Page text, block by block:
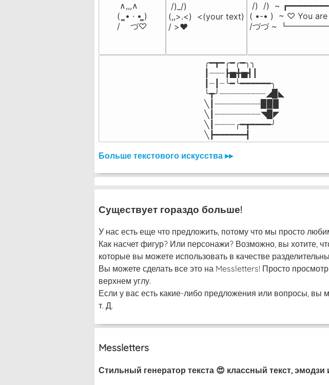
∧,,,∧
(  ̳• · • ̳)
/    づ♡
/)_/)
(,,>.<)  <(your text)
/ >❤️
/)  /)  ~
( •-• )  ~ ♡ You
/づづ ~
╭━┳━╭━╭━╮╮
┃┈┈┈┣▅╋▅┫┃
┃┈┃┈╰━╰━━━━━━╮
╰┳╯┈┈┈┈┈┈┈┈┈◢▉◣
╲┃┈┈┈┈┈┈┈┈┈▉▉▉
╲┃┈┈┈┈┈┈┈┈┈◥▉◤
╲┃┈┈┈┈╭━┳━━━━╯
╲┣━━━━━━┫﻿
Больше текстового искусства ▸▸
Существует гораздо больше!
У нас есть еще что предложить, потому что мы просто
Как насчет фигур? Или персонажи? Возможно, вы хотите,
которые вы можете использовать в качестве
Вы можете сделать все это на Messletters! Просто
верхнем углу.
Если у вас есть какие-либо предложения или вопросы, вы
т. Д.
Messletters
Стильный генератор текста 😍 классный текст,